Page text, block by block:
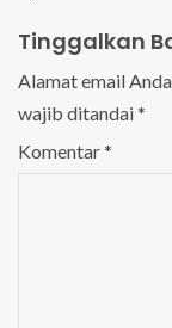
Tinggalkan
Alamat email
wajib ditandai*
Komentar*